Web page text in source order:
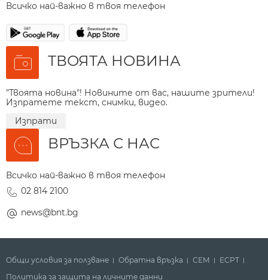
Всичко най-важно в твоя телефон
ТВОЯТА НОВИНА
"Твоята новина"! Новините от вас, нашите зрители!
Изпратете текст, снимки, видео.
Изпрати
ВРЪЗКА С НАС
Всичко най-важно в твоя телефон
02 814 2100
news@bnt.bg
Общи условия за ползване Обратна връзка СЕМ
ECPT
Политика за защита на личните данни